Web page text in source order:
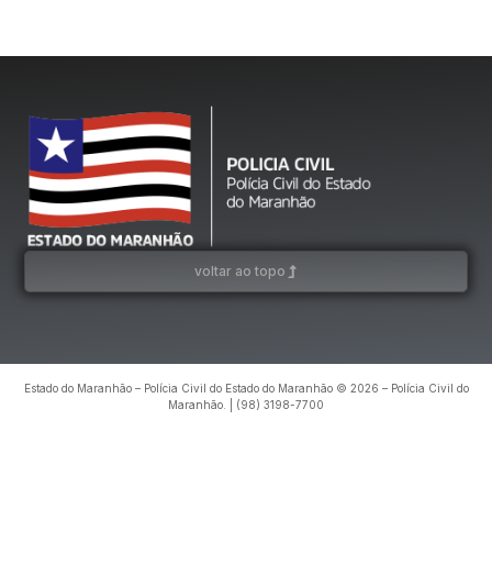
voltar ao topo
Estado do Maranhão – Polícia Civil do Estado do Maranhão © 2026 – Polícia Civil do
Maranhão. | (98) 3198-7700